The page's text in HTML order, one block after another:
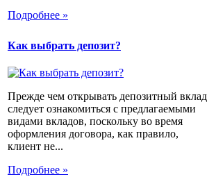
Подробнее »
Как выбрать депозит?
Прежде чем открывать депозитный вклад
следует ознакомиться с предлагаемыми
видами вкладов, поскольку во время
оформления договора, как правило,
клиент не...
Подробнее »